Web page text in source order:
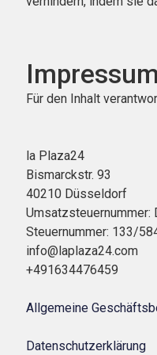
Impressum
Für den Inhalt
la Plaza24
Bismarckstr. 93
40210 Düsseldorf
Umsatzsteuernummer:
Steuernummer: 133/
info@laplaza24.com
+491634476459
Allgemeine
Datenschutzerklärung